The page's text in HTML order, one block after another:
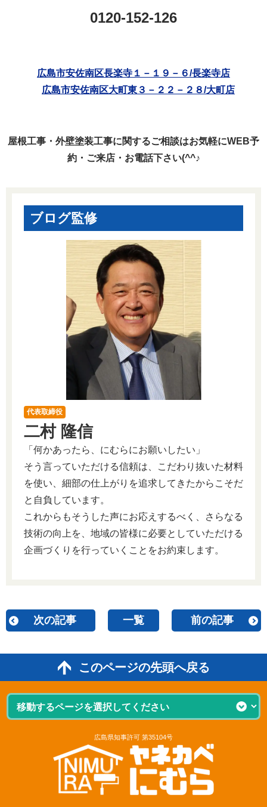
0120-152-126
広島市安佐南区長楽寺１－１９－６/長楽寺店
広島市安佐南区大町東３－２２－２８/大町店
屋根工事・外壁塗装工事に関するご相談はお気軽にWEB予
約・ご来店・お電話下さい(^^♪
ブログ監修
代表取締役
二村 隆信
「何かあったら、にむらにお願いしたい」
そう言っていただける信頼は、こだわり抜いた材料
を使い、細部の仕上がりを追求してきたからこそだ
と自負しています。
これからもそうした声にお応えするべく、さらなる
技術の向上を、地域の皆様に必要としていただける
企画づくりを行っていくことをお約束します。
次の記事 一覧 前の記事
このページの先頭へ戻る
広島県知事許可 第35104号